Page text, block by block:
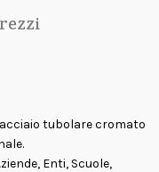
tubolare cromato
Enti, Scuole,